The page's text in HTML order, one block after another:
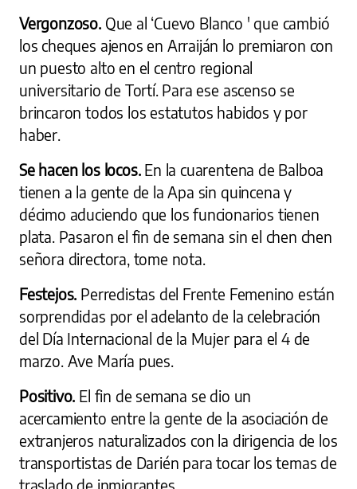
Vergonzoso. Que al ‘Cuevo Blanco ' que cambió
los cheques ajenos en Arraiján lo premiaron con
un puesto alto en el centro regional
universitario de Tortí. Para ese ascenso se
brincaron todos los estatutos habidos y por
haber.
Se hacen los locos. En la cuarentena de Balboa
tienen a la gente de la Apa sin quincena y
décimo aduciendo que los funcionarios tienen
plata. Pasaron el fin de semana sin el chen chen
señora directora, tome nota.
Festejos. Perredistas del Frente Femenino están
sorprendidas por el adelanto de la celebración
del Día Internacional de la Mujer para el 4 de
marzo. Ave María pues.
Positivo. El fin de semana se dio un
acercamiento entre la gente de la asociación de
extranjeros naturalizados con la dirigencia de los
transportistas de Darién para tocar los temas de
traslado de inmigrantes.